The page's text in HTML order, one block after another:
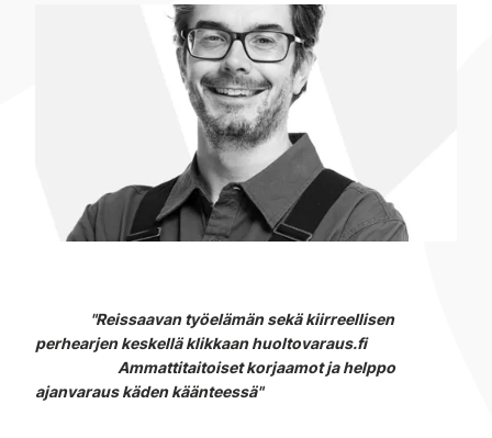
"Reissaavan työelämän sekä kiirreellisen
perhearjen keskellä klikkaan huoltovaraus.fi
Ammattitaitoiset korjaamot ja helppo
ajanvaraus käden käänteessä"